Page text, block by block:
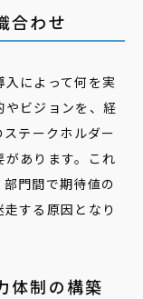
合わせ
入によって何を実
やビジョンを、経
テークホルダー
あります。これ
門間で期待値の
する原因となり
体制の構築